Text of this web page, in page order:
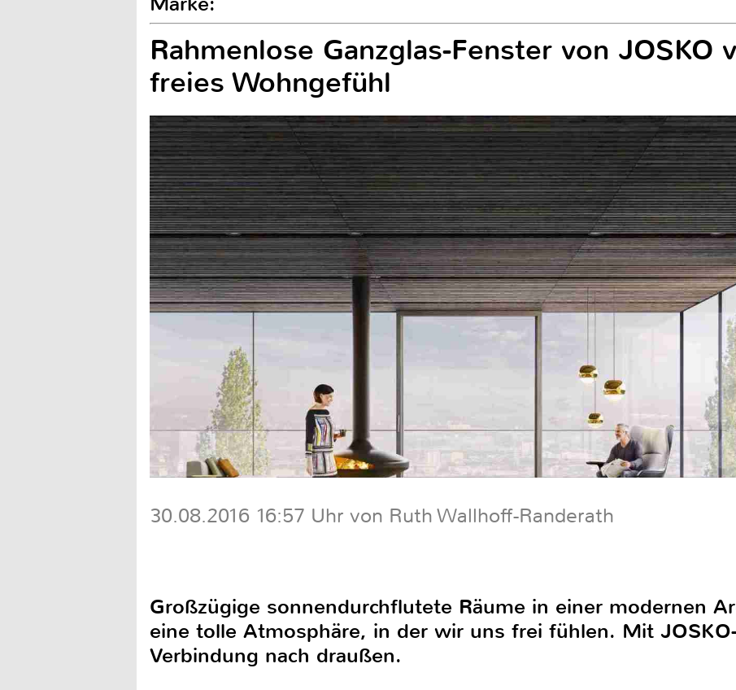
Rahmenlose Ganzglas-Fenster von JOSKO
freies Wohngefühl
30.08.2016 16:57 Uhr von Ruth Wallhoff-Randerath
Großzügige sonnendurchflutete Räume in einer modernen
eine tolle Atmosphäre, in der wir uns frei fühlen. Mit
Verbindung nach draußen.